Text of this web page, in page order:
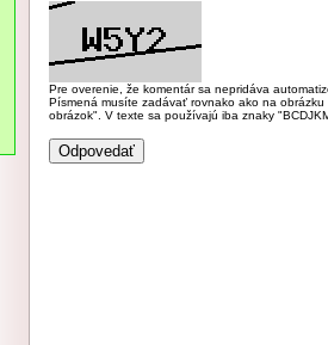
Pre overenie, že komentár sa nepridáva
Písmená musíte zadávať rovnako ako na
obrázok". V texte sa používajú iba znaky